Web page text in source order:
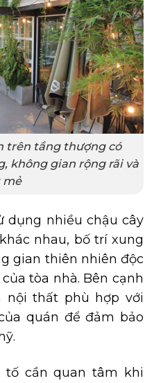
trên tầng thượng có
không gian rộng rãi và
mẻ
dụng nhiều chậu cây
nhau, bố trí xung
gian thiên nhiên độc
tòa nhà. Bên cạnh
nội thất phù hợp với
quán để đảm bảo
tố cần quan tâm khi